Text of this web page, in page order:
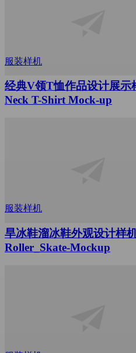
服装样机
经典V领T恤作品设计展示
Neck T-Shirt Mock-up
服装样机
旱冰鞋溜冰鞋外观设计样
Roller_Skate-Mockup